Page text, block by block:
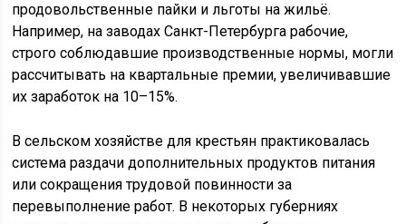
продовольственные пайки и льготы на жильё.
Например, на заводах Санкт-Петербурга рабочие,
строго соблюдавшие производственные нормы, могли
рассчитывать на квартальные премии, увеличивавшие
их заработок на 10–15%.
В сельском хозяйстве для крестьян практиковалась
система раздачи дополнительных продуктов питания
или сокращения трудовой повинности за
перевыполнение работ. В некоторых губерниях